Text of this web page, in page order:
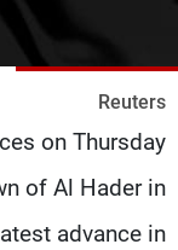
Reuters
on Thursday
of Al Hader in
advance in
الإنـتـاج